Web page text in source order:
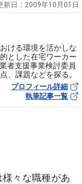
新日： 2009年10月01日
ける環境を活かしな
とした在宅ワーカー
者支援事業検討委員
、課題などを探る。
プロフィール詳細
執筆記事一覧
々な職種があ